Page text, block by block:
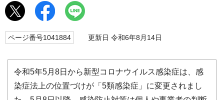
ページ番号1041884 更新日 令和6年8月14日
令和5年5月8日から新型コロナウイルス感染症は、感
染症法上の位置づけが「5類感染症」に変更されまし